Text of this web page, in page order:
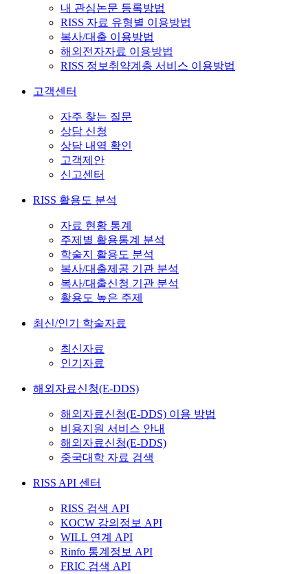
내 관심논문 등록방법
RISS 자료 유형별 이용방법
복사/대출 이용방법
해외전자자료 이용방법
RISS 정보취약계층 서비스 이용방법
고객센터
자주 찾는 질문
상담 신청
상담 내역 확인
고객제안
신고센터
RISS 활용도 분석
자료 현황 통계
주제별 활용통계 분석
학술지 활용도 분석
복사/대출제공 기관 분석
복사/대출신청 기관 분석
활용도 높은 주제
최신/인기 학술자료
최신자료
인기자료
해외자료신청(E-DDS)
해외자료신청(E-DDS) 이용 방법
비용지원 서비스 안내
해외자료신청(E-DDS)
중국대학 자료 검색
RISS API 센터
RISS 검색 API
KOCW 강의정보 API
WILL 연계 API
Rinfo 통계정보 API
FRIC 검색 API